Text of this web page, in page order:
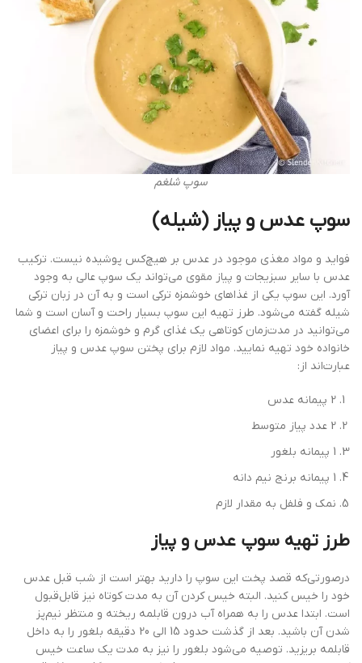
سوپ شلغم
سوپ عدس و پیاز (شیله)
فواید و مواد مغذی موجود در عدس بر هیچ‌کس پوشیده نیست. ترکیب
عدس با سایر سبزیجات و پیاز مقوی می‌تواند یک سوپ عالی به وجود
آورد. این سوپ یکی از غذاهای خوشمزه ترکی است و به آن در زبان ترکی
شیله گفته می‌شود. طرز تهیه این سوپ بسیار راحت و آسان است و شما
می‌توانید در مدت‌زمان کوتاهی یک غذای گرم و خوشمزه را برای اعضای
خانواده خود تهیه نمایید. مواد لازم برای پختن سوپ عدس و پیاز
عبارت‌اند از:
2 پیمانه عدس
2 عدد پیاز متوسط
1 پیمانه بلغور
1 پیمانه برنج نیم دانه
نمک و فلفل به مقدار لازم
طرز تهیه سوپ عدس و پیاز
درصورتی‌که قصد پخت این سوپ را دارید بهتر است از شب قبل عدس
خود را خیس کنید. البته خیس کردن آن به مدت کوتاه نیز قابل‌قبول
است. ابتدا عدس را به همراه آب درون قابلمه ریخته و منتظر نیم‌پز
شدن آن باشید. بعد از گذشت حدود 15 الی 20 دقیقه بلغور را به داخل
قابلمه بریزید. توصیه می‌شود بلغور را نیز به مدت یک ساعت خیس